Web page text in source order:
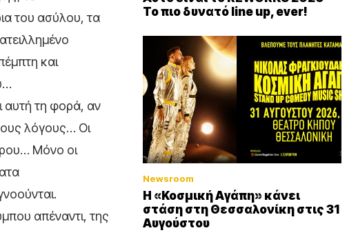
του ασύλου, τα
και
αυτή τη φορά, αν
λόγους… Οι
Μόνο οι
απέναντι, της
Το πιο δυνατό line up, ever!
Newsroom
Η «Κοσμική Αγάπη» κάνει
στάση στη Θεσσαλονίκη στις 31
Αυγούστου